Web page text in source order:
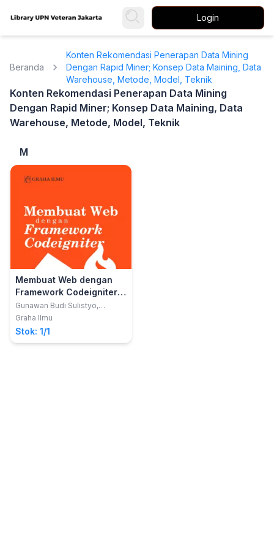
Login
Beranda
Konten Rekomendasi Penerapan Data Mining
Dengan Rapid Miner; Konsep Data Maining, Data
Warehouse, Metode, Model, Teknik
Konten Rekomendasi Penerapan Data Mining
Dengan Rapid Miner; Konsep Data Maining, Data
Warehouse, Metode, Model, Teknik
M
Membuat Web dengan
Framework Codeigniter;
Studi Kasus Sistem
Informasi Perpustakaan
Gunawan Budi Sulistyo,
M.Kom.; Pudji Widodo, M.Kom
Graha Ilmu
Stok: 1/1